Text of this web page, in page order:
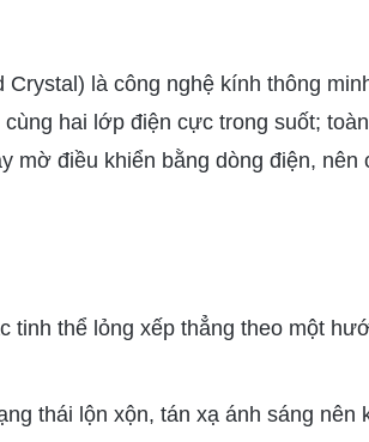
Crystal) là công nghệ kính thông
hai lớp điện cực trong suốt;
mờ điều khiển bằng dòng điện,
tinh thể lỏng xếp thẳng theo một
thái lộn xộn, tán xạ ánh sáng